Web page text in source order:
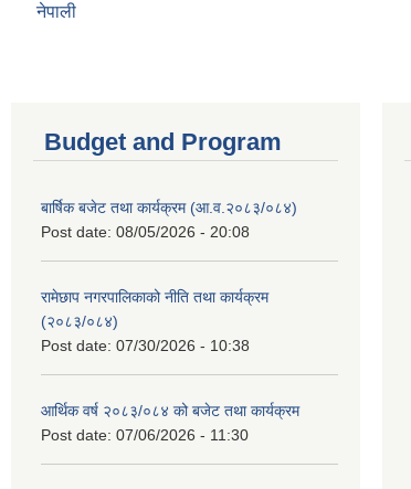
नेपाली
Budget and Program
बार्षिक बजेट तथा कार्यक्रम (आ.व.२०८३/०८४)
Post date: 08/05/2026 - 20:08
रामेछाप नगरपालिकाको नीति तथा कार्यक्रम
(२०८३/०८४)
Post date: 07/30/2026 - 10:38
आर्थिक वर्ष २०८३/०८४ को बजेट तथा कार्यक्रम
Post date: 07/06/2026 - 11:30